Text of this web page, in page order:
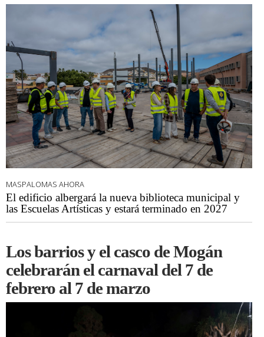
MASPALOMAS AHORA
El edificio albergará la nueva biblioteca municipal y
las Escuelas Artísticas y estará terminado en 2027
Los barrios y el casco de Mogán
celebrarán el carnaval del 7 de
febrero al 7 de marzo